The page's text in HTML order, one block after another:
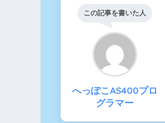
この記事を書いた人
へっぽこAS400プロ
グラマー